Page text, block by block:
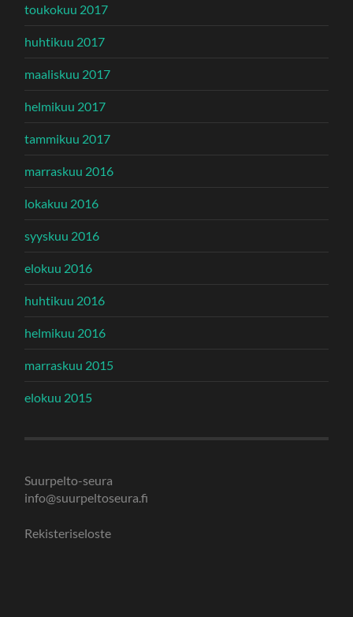
toukokuu 2017
huhtikuu 2017
maaliskuu 2017
helmikuu 2017
tammikuu 2017
marraskuu 2016
lokakuu 2016
syyskuu 2016
elokuu 2016
huhtikuu 2016
helmikuu 2016
marraskuu 2015
elokuu 2015
Suurpelto-seura
info@suurpeltoseura.fi
Rekisteriseloste